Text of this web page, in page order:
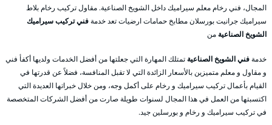
المجال، فني رخام معلم سيراميك داخل الشويخ الصناعية. مقاول تركيب رخام بلاط
سيراميك جرانيت بورسلان مطابخ حمامات ارضيات تعد خدمةفني تركيب سيراميك
الشويخ الصناعية من
خدمةفني الشويخ الصناعية تمتلك المهارة التي جعلتها من أفضل الخدمات ولديها أكفأ فني
و مقاول و معلم متميزين بالأسعار الزائدة التي لا تقبل المنافسة، فضلاً عن قدرتها في
القيام بأعمال تركيب سيراميك و رخام على أكمل وجه، ومن خلال خبراتها العديدة التي
اكتسبتها من العمل في هذا المجال لسنوات طويلة صارت من أفضل الشركات المتخصصة
في تركيب سيراميك و رخام و بورسلين جيد.